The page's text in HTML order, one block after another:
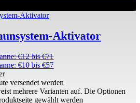
Aktivator
€12 bis €71
€10 bis €57
versendet werden
mehrere Varianten auf. Die Optionen
gewählt werden